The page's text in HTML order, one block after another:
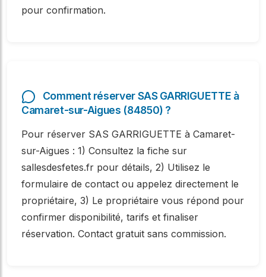
pour confirmation.
Comment réserver SAS GARRIGUETTE à
Camaret-sur-Aigues (84850) ?
Pour réserver SAS GARRIGUETTE à Camaret-
sur-Aigues : 1) Consultez la fiche sur
sallesdesfetes.fr pour détails, 2) Utilisez le
formulaire de contact ou appelez directement le
propriétaire, 3) Le propriétaire vous répond pour
confirmer disponibilité, tarifs et finaliser
réservation. Contact gratuit sans commission.